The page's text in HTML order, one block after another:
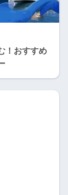
！おすすめ